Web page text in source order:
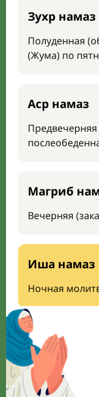
Зухр намаз
Полуденная
(Жума) по
Аср намаз
Магриб
Вечерняя
Иша намаз
Ночная